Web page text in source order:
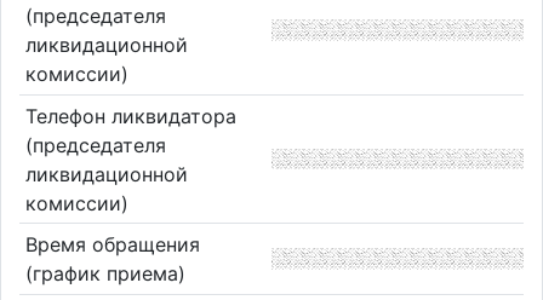
(председателя
ликвидационной
комиссии)
Телефон ликвидатора
(председателя
ликвидационной
комиссии)
Время обращения
(график приема)